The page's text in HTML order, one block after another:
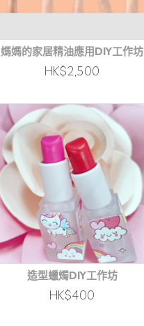
媽媽的家居精油應用DIY工作坊
HK$2,500
造型蠟燭DIY工作坊
HK$400